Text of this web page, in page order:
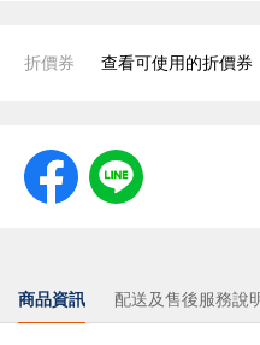
折價券 查看可使用的折價券
商品資訊 配送及售後服務說